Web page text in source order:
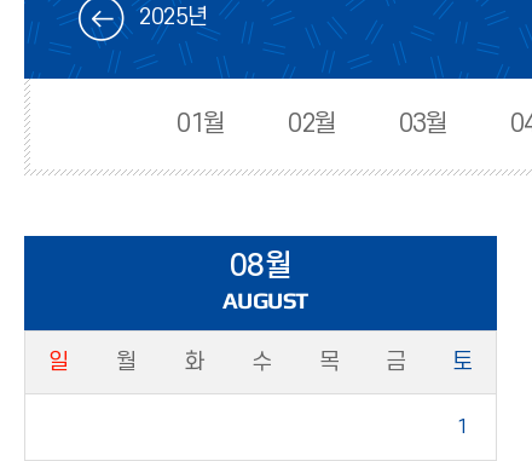
2025년
01월 02월 03월
08월
AUGUST
일 월 화 수 목 금 토
1